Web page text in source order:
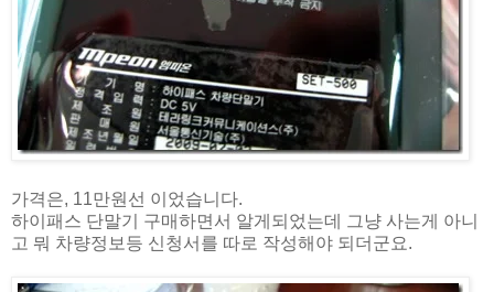
가격은, 11만원선 이었습니다.
하이패스 단말기 구매하면서 알게되었는데 그냥 사는게 아니
고 뭐 차량정보등 신청서를 따로 작성해야 되더군요.